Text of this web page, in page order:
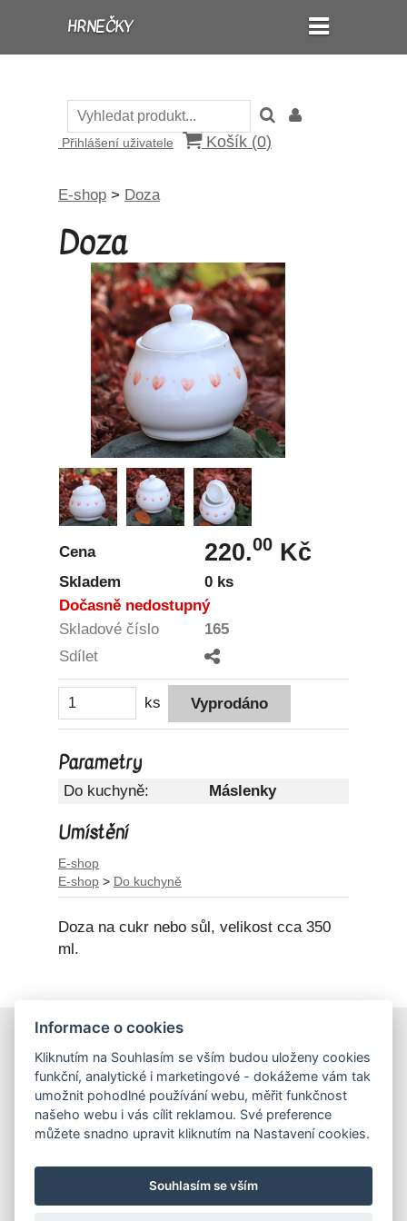
HRNEČKY
Přihlášení uživatele Košík (0)
E-shop > Doza
Doza
Cena 220.00 Kč
Skladem
0 ks
Dočasně nedostupný
Skladové číslo
165
Sdílet
ks
Parametry
Do kuchyně: Máslenky
Umístění
E-shop
E-shop > Do kuchyně
Doza na cukr nebo sůl, velikost cca 350
ml.
Obchodní podmínky
Podmínky ochrany osobních údajů
Hrnečky
Ateliér Hrnečky
Informace o cookies
Kliknutím na Souhlasím se vším budou uloženy cookies
funkční, analytické i marketingové - dokážeme vám tak
umožnit pohodlné používání webu, měřit funkčnost
našeho webu i vás cílit reklamou. Své preference
můžete snadno upravit kliknutím na Nastavení cookies.
Souhlasím se vším